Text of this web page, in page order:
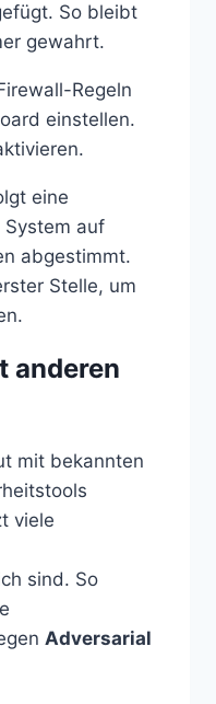
So bleibt
gewahrt.
Regeln
einstellen.
eine
auf
abgestimmt.
Stelle, um
anderen
mit bekannten
viele
sind. So
Adversarial